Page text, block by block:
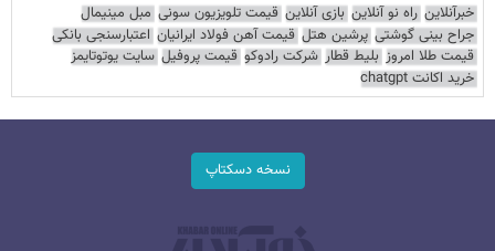
خبرآنلاین راه نو آنلاین بازی آنلاین قیمت تلویزیون سونی مبل مینیمال
جراح بینی گوشتی پرشین هتل قیمت آهن فولاد ایرانیان اعتبارسنجی بانکی
قیمت طلا امروز بلیط قطار شرکت رادوکو قیمت پروفیل سایت یوتوتایمز
خرید اکانت chatgpt
نسخه دسکتاپ